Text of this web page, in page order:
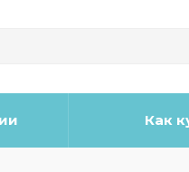
Как